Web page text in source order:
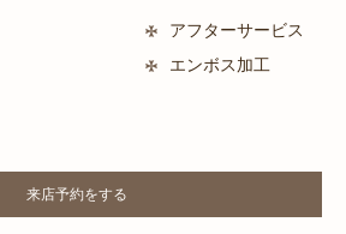
アフターサービス
エンボス加工
来店予約をするLINK OPENS IN NEW TAB